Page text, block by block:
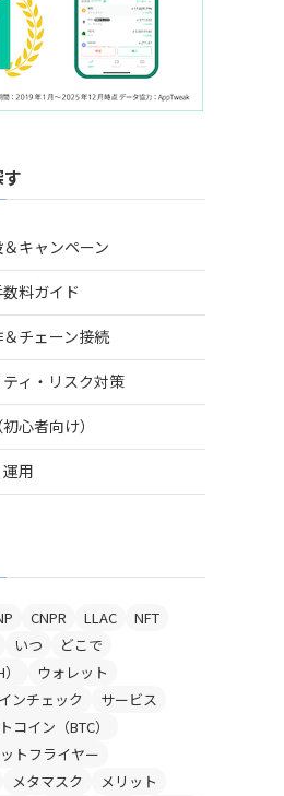
キャンペーン
料ガイド
チェーン接続
ィ・リスク対策
心者向け）
用
CNPR LLAC
NFT
いつ
どこで
ウォレット
ンチェック
サービス
コイン（BTC）
トフライヤー
メタマスク
メリット